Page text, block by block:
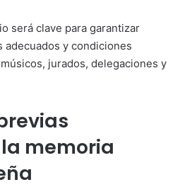
será clave para garantizar
adecuados y condiciones
jurados, delegaciones y
memoria